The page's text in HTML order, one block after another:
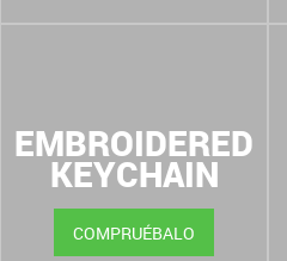
EMBROIDERED
KEYCHAIN
COMPRUÉBALO